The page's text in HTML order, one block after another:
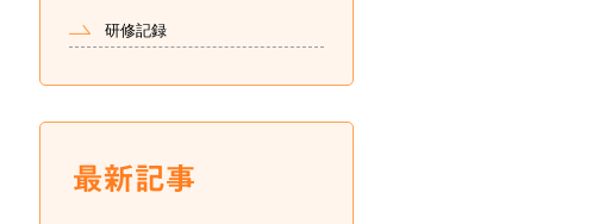
研修記録